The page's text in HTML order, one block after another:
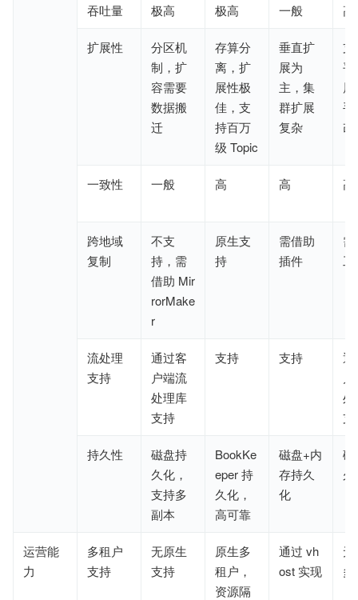
吞吐量 极高 极高 一般 高
扩展性
分区机
制， 扩
容需要
数据搬
迁
存算分
离，扩
展性极
佳，支
持百万
级 Topic
垂直扩
展为
主，集
群扩展
复杂
支
平
手
改
一致性 一般 高 高 高
跨地域
复制
不支
持 ， 需
借助 Mir
rorMake
r
原生支
持
需借助
插件
流处理
支持
通过客
户端流
处理库
支持
支持 支持
通
处
支
持久性
磁盘持
久化，
支持多
副本
BookKe
eper 持
久化，
高可靠
磁盘+内
存持久
化
磁
运营能
力
多租户
支持
无原生
支持
原生多
租户，
资源隔
通过 vh
ost 实现
无